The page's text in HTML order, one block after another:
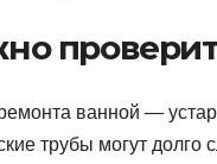
ванной —
трубы могут долго